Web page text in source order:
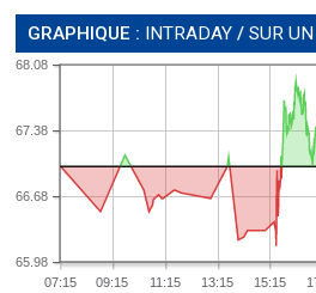
GRAPHIQUE : INTRADAY /SUR
07:15 09:15 11:15 13:15 15:15
65.98
66.68
67.38
68.08